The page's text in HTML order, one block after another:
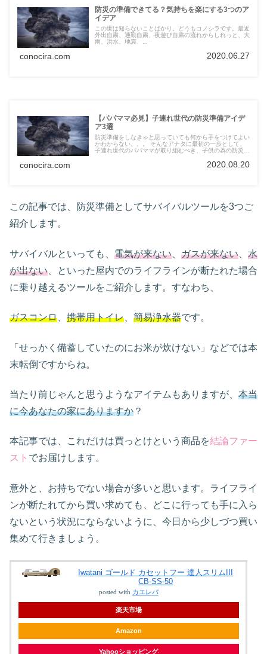
防災の準備できてる？気持ちを楽にする3つのア
イデア
この世は知らないことばかり。どうもコノシラです。最近
外出自粛、通勤自粛、夜遊び自粛の流れからしれっと、大
雨、洪水、地震、...
conocira.com 2020.06.27
【パパママ必見】子連れ世代の防災準備アイデ
ア3選
防災準備をしなきゃと思っていても何から手をつけてよい
かわからない。。。 そんなアナタに最初の一歩として、
子連れ世代のパパママが取り組むべき、子供の為の防災準
conocira.com 2020.08.20
この記事では、防災準備としてサバイバルツールを3つご
紹介します。
サバイバルといっても、 電気が来ない ガスが来ない
水
が出ない 、といった屋内でのライフラインが断たれた場合
に乗り越えるツールをご紹介します。すなわち、
ガスコンロ 携帯用トイレ 簡易浄水器です。
「せっかく備蓄していたのにお米が炊けない」などでは本
末転倒ですからね。
当たり前じゃんと思うようなアイテムもありますが、 本当
に今あなたの家にありますか ？
本記事では、これだけは買っとけという商品を結論ファー
スト でお届けします。
意外と、お持ちでない場合が多いと思います。ライフライ
ンが断たれてから買い求めても、どこに行っても手に入ら
ないという状況にならないように、今日から少しづつ買い
集めて行きましょう。
Iwatani ゴールド カセットフー 達人スリムIII
CB-SS-50
posted with カエレバ
楽天市場
Amazon
Yahooショッピング